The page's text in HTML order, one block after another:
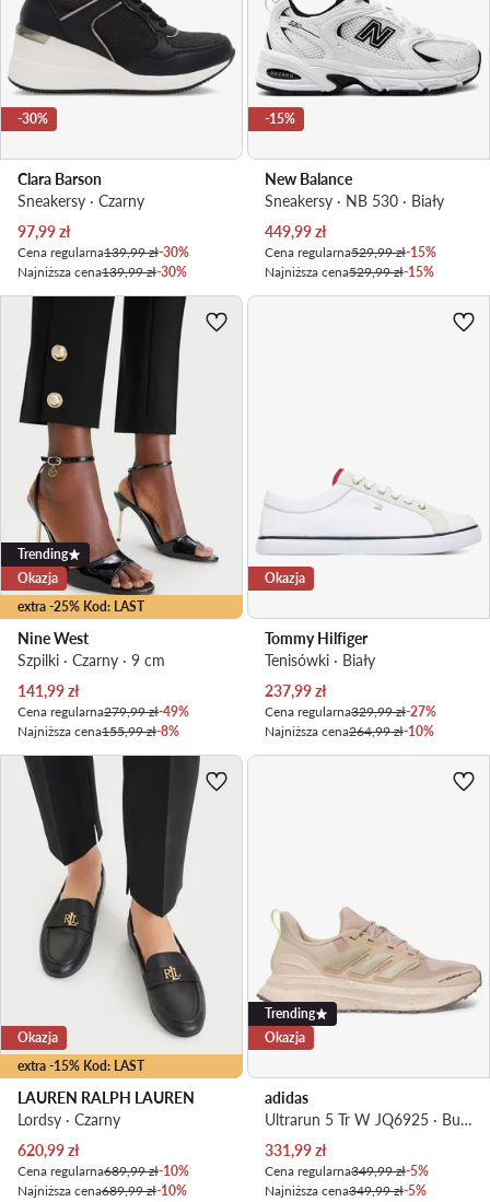
-30%
Clara Barson
Sneakersy · Czarny
Aktualna cena
97,99zł
Cena regularna139,99 zł-30%
Najniższa cena139,99 zł-30%
-15%
New Balance
Sneakersy · NB 530 · Biały
Aktualna cena
449,99zł
Cena regularna529,99 zł-15%
Najniższa cena529,99 zł-15%
extra -25% Kod: LAST
Trending
Okazja
Nine West
Szpilki · Czarny · 9 cm
Aktualna cena
141,99zł
Cena regularna279,99 zł-49%
Najniższa cena155,99 zł-8%
Okazja
Tommy Hilfiger
Tenisówki · Biały
Aktualna cena
237,99zł
Cena regularna329,99 zł-27%
Najniższa cena264,99 zł-10%
extra -15% Kod: LAST
Okazja
LAUREN RALPH LAUREN
Lordsy · Czarny
Aktualna cena
620,99zł
Cena regularna689,99 zł-10%
Najniższa cena689,99 zł-10%
Trending
Okazja
adidas
Ultrarun 5 Tr W JQ6925 · Buty do biegania
Aktualna cena
331,99zł
Cena regularna349,99 zł-5%
Najniższa cena349,99 zł-5%